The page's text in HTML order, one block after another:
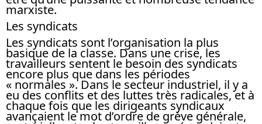
marxiste.
Les syndicats
Les syndicats sont l’organisation la plus
basique de la classe. Dans une crise, les
travailleurs sentent le besoin des syndicats
encore plus que dans les périodes
« normales ». Dans le secteur industriel, il y a
eu des conflits et des luttes très radicales, et à
chaque fois que les dirigeants syndicaux
avançaient le mot d’ordre de grève générale,